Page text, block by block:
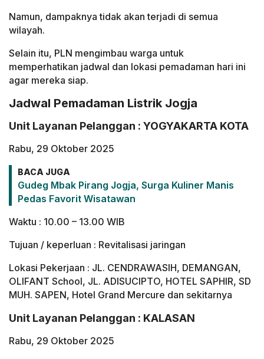
Namun, dampaknya tidak akan terjadi di semua
wilayah.
Selain itu, PLN mengimbau warga untuk
memperhatikan jadwal dan lokasi pemadaman hari ini
agar mereka siap.
Jadwal Pemadaman Listrik Jogja
Unit Layanan Pelanggan : YOGYAKARTA KOTA
Rabu, 29 Oktober 2025
BACA JUGA
Gudeg Mbak Pirang Jogja, Surga Kuliner Manis
Pedas Favorit Wisatawan
Waktu : 10.00 – 13.00 WIB
Tujuan / keperluan : Revitalisasi jaringan
Lokasi Pekerjaan : JL. CENDRAWASIH, DEMANGAN,
OLIFANT School, JL. ADISUCIPTO, HOTEL SAPHIR, SD
MUH. SAPEN, Hotel Grand Mercure dan sekitarnya
Unit Layanan Pelanggan : KALASAN
Rabu, 29 Oktober 2025